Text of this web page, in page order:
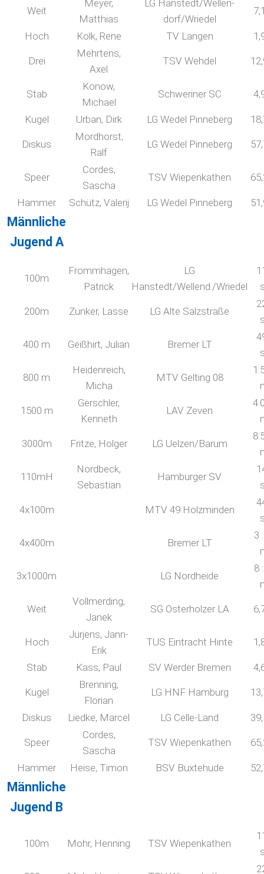
Weit
Meyer,
Matthias
LG Hanstedt/Wellen-
dorf/Wriedel
Hoch Kolk, Rene TV Langen
Drei
Mehrtens,
Axel
TSV Wehdel
Stab
Konow,
Michael
Schweriner SC
Kugel Urban, Dirk LG Wedel Pinneberg
Diskus
Mordhorst,
Ralf
LG Wedel Pinneberg
Speer
Cordes,
Sascha
TSV Wiepenkathen
Hammer Schütz, Valerij LG Wedel Pinneberg
Männliche
Jugend A
100m
Frommhagen,
Patrick
LG
Hanstedt/Wellend./Wriedel
200m Zunker, Lasse LG Alte Salzstraße
400 m Geißhirt, Julian Bremer LT
800 m
Heidenreich,
Micha
MTV Gelting 08
1500 m
Gerschler,
Kenneth
LAV Zeven
3000m Fritze, Holger LG Uelzen/Barum
110mH
Nordbeck,
Sebastian
Hamburger SV
4x100m MTV 49 Holzminden
4x400m Bremer LT
3
3x1000m LG Nordheide
8
Weit
Vollmerding,
Janek
SG Osterholzer LA
Hoch
Jürjens, Jann-
Erik
TUS Eintracht Hinte
Stab Kass, Paul SV Werder Bremen
Kugel
Brenning,
Florian
LG HNF Hamburg
Diskus Liedke, Marcel LG Celle-Land
Speer
Cordes,
Sascha
TSV Wiepenkathen
Hammer Heise, Timon BSV Buxtehude
Männliche
Jugend B
100m Mohr, Henning TSV Wiepenkathen